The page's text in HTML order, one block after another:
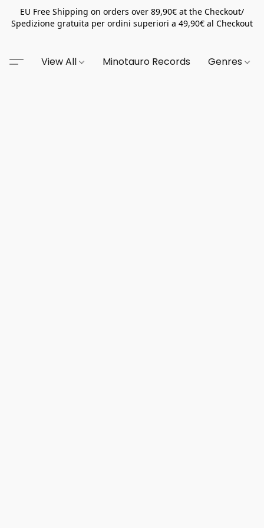
EU Free Shipping on orders over 89,90€ at the Checkout/
Spedizione gratuita per ordini superiori a 49,90€ al Checkout
View All Minotauro Records Genres